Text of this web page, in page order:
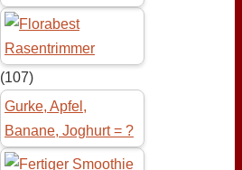
(107)
Gurke, Apfel,
Banane, Joghurt = ?